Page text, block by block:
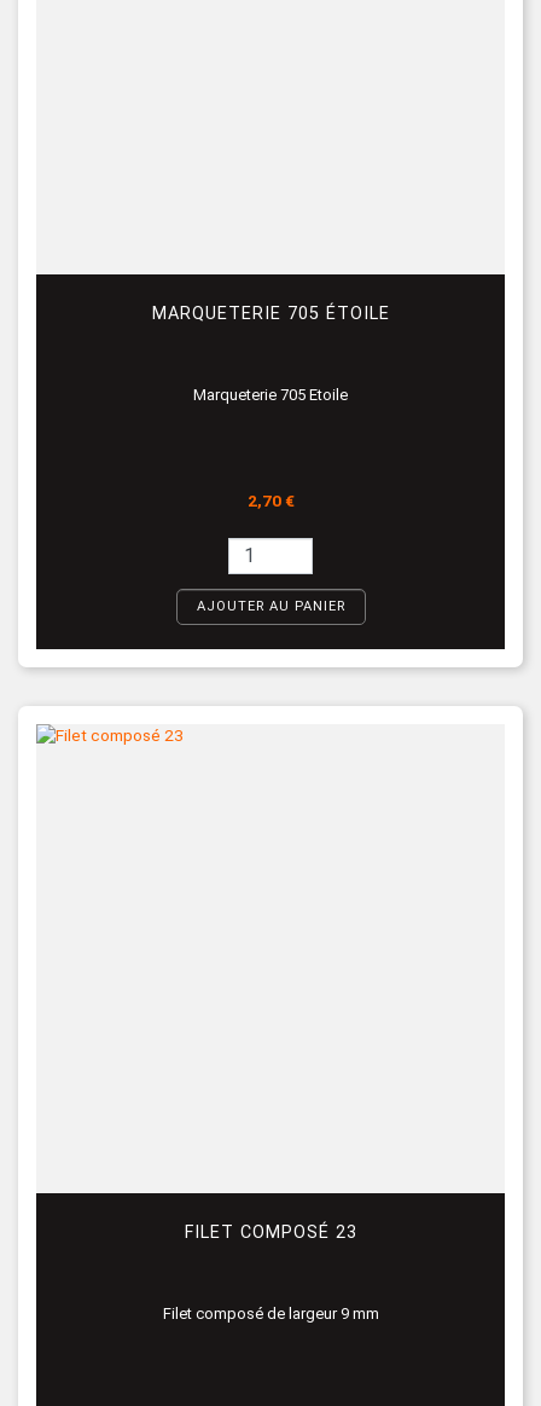
MARQUETERIE 705 ÉTOILE
Marqueterie 705 Etoile
Prix
2,70 €
AJOUTER AU PANIER
FILET COMPOSÉ 23
Filet composé de largeur 9 mm